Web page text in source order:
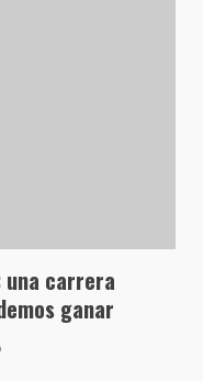
una carrera
ganar